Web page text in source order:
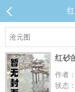
红砂
作者：
状态